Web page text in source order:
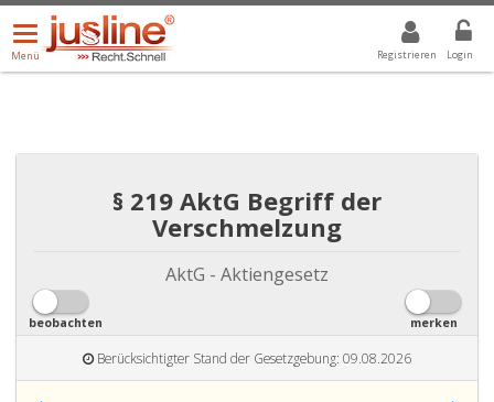
Registrieren Login
Menü
öffnen/schließen
Menü
ALLE DROPDOWN: GEWÄHLTER WERT IST ALLE
§ 219 AktG Begriff der
Verschmelzung
AktG - Aktiengesetz
beobachten merken
Berücksichtigter Stand der Gesetzgebung: 09.08.2026